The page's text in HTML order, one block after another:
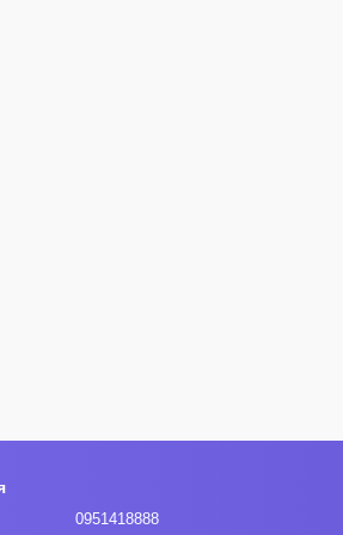
0951418888